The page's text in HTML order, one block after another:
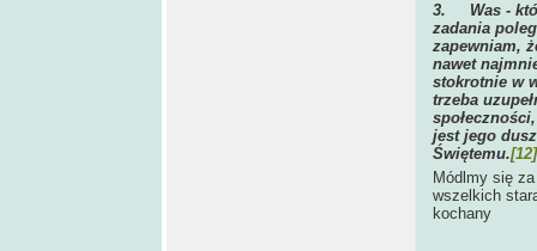
3. Was -
zadania
zapewniam,
nawet
stokrotnie w
trzeba
jest jego
Świętemu.[12]
Módlmy się za
wszelkich
kochany